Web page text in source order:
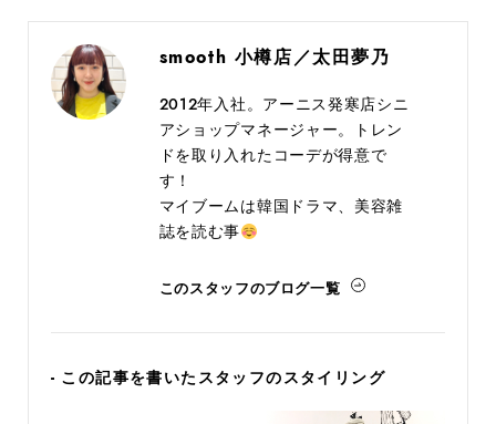
smooth 小樽店／太田夢乃
2012年入社。アーニス発寒店シニ
アショップマネージャー。トレン
ドを取り入れたコーデが得意で
す！
マイブームは韓国ドラマ、美容雑
誌を読む事
このスタッフのブログ一覧
- この記事を書いたスタッフのスタイリング